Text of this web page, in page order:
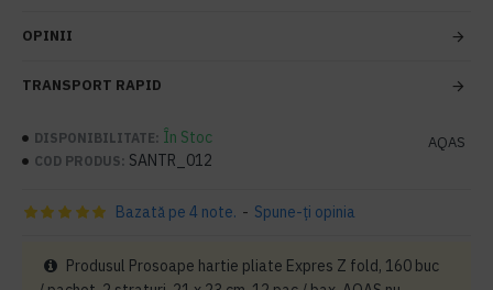
OPINII
TRANSPORT RAPID
DISPONIBILITATE: În Stoc
COD PRODUS: SANTR_012
AQAS
Bazată pe 4 note. - Spune-ţi opinia
Produsul Prosoape hartie pliate Expres Z fold, 160 buc